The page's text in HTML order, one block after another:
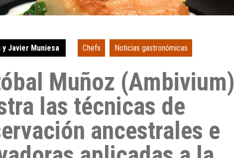
y Javier Muniesa Chefs Noticias gastronómicas
Muñoz (Ambivium)
las técnicas de
ancestrales e